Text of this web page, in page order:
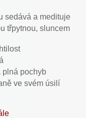
sedává a medituje
třpytnou, sluncem
plná pochyb
ve svém úsilí